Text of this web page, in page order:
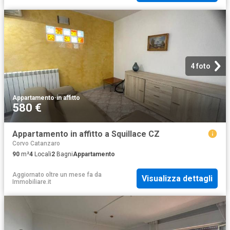
4 foto
Appartamento·in affitto
580 €
Appartamento in affitto a Squillace CZ
Corvo Catanzaro
90 m²4 Locali2 BagniAppartamento
Aggiornato oltre un mese fa da
Immobiliare.it
Visualizza dettagli